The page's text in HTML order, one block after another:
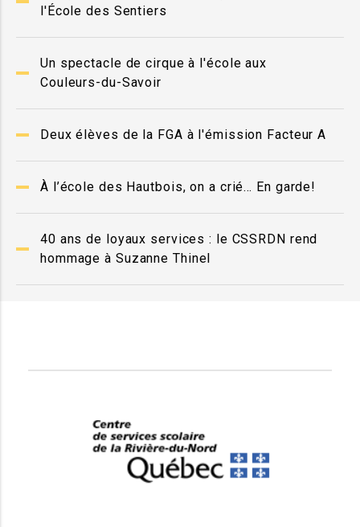
l'École des Sentiers
Un spectacle de cirque à l'école aux
Couleurs-du-Savoir
Deux élèves de la FGA à l'émission Facteur A
À l’école des Hautbois, on a crié… En garde!
40 ans de loyaux services : le CSSRDN rend
hommage à Suzanne Thinel